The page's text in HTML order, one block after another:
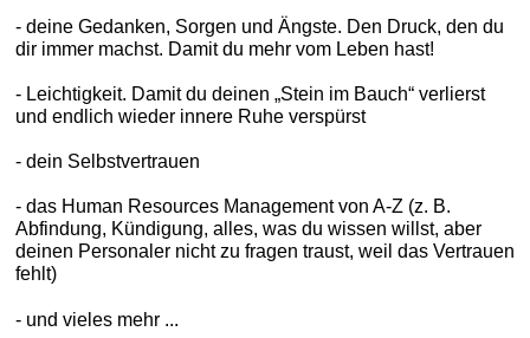
- deine Gedanken, Sorgen und Ängste. Den Druck, den du
dir immer machst. Damit du mehr vom Leben hast!
- Leichtigkeit. Damit du deinen „Stein im Bauch“ verlierst
und endlich wieder innere Ruhe verspürst
- dein Selbstvertrauen
- das Human Resources Management von A-Z (z. B.
Abfindung, Kündigung, alles, was du wissen willst, aber
deinen Personaler nicht zu fragen traust, weil das Vertrauen
fehlt)
- und vieles mehr ...